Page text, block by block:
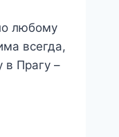
любому
всегда,
в Прагу –